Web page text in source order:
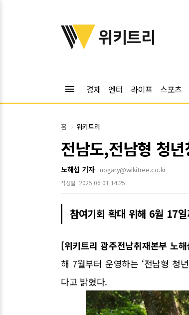
위키트리
위키트리
menu 경제 엔터 라이프 스포츠
홈 위키트리
전남도,전남형 청
노해섭 기자 nogary@wikitree.co.kr
작성일 2025-06-01 14:25
참여기회 확대 위해 6월 17
[위키트리 광주전남취재본부 노
해 7월부터 운영하는 ‘전남형 청
다고 밝혔다.